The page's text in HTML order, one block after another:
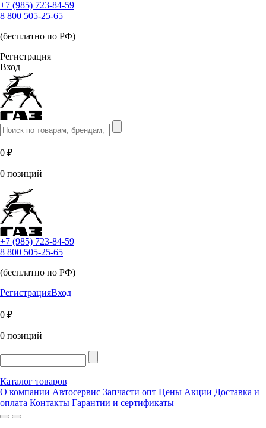
+7 (985) 723-84-59
8 800 505-25-65
(бесплатно по РФ)
Регистрация
Вход
0 ₽
0 позиций
+7 (985) 723-84-59
8 800 505-25-65
(бесплатно по РФ)
РегистрацияВход
0 ₽
0 позиций
Каталог товаров
О компании Автосервис Запчасти опт Цены Акции Доставка и
оплата Контакты Гарантии и сертификаты